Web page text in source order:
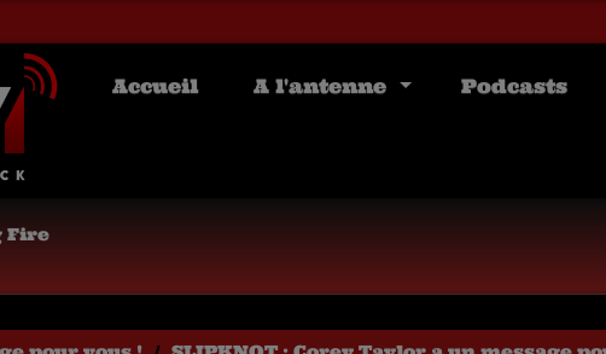
Accueil A l'antenne Podcasts
Fire